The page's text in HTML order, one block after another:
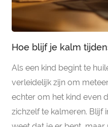
Hoe blijf je kalm
Als een kind begint te
verleidelijk zijn om
echter om het kind even
zichzelf te kalmeren. Blijf